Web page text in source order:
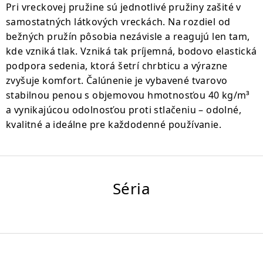
Pri vreckovej pružine sú jednotlivé pružiny zašité v
samostatných látkových vreckách. Na rozdiel od
bežných pružín pôsobia nezávisle a reagujú len tam,
kde vzniká tlak. Vzniká tak príjemná, bodovo elastická
podpora sedenia, ktorá šetrí chrbticu a výrazne
zvyšuje komfort. Čalúnenie je vybavené tvarovo
stabilnou penou s objemovou hmotnosťou 40 kg/m³
a vynikajúcou odolnosťou proti stlačeniu – odolné,
kvalitné a ideálne pre každodenné používanie.
Séria